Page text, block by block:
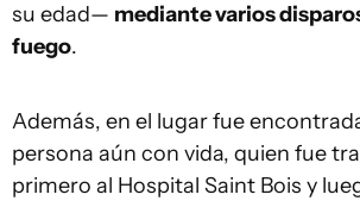
su edad— mediante varios
fuego.
Además, en el lugar fue
persona aún con vida, quien fue
primero al Hospital Saint Bois y